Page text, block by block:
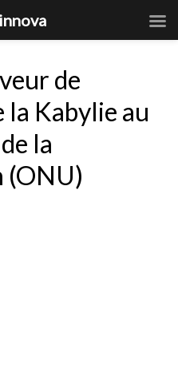
de
la Kabylie au
la
(ONU)